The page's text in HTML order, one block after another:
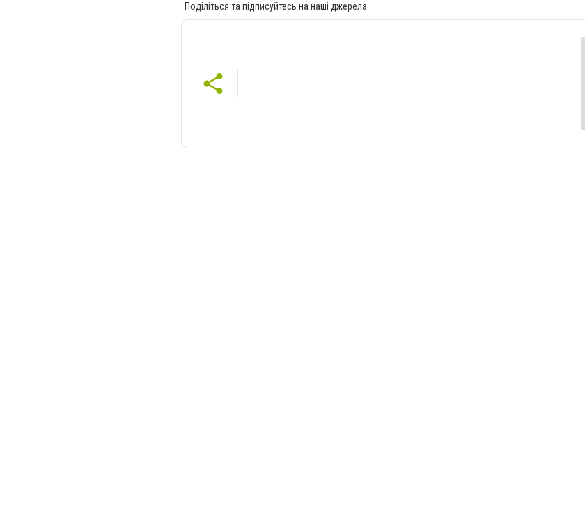
Поділіться та підписуйтесь на наші джерела